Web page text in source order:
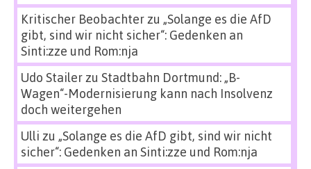
Kritischer Beobachterzu „Solange es die AfD
gibt, sind wir nicht sicher“: Gedenken an
Sinti:zze und Rom:nja
Udo Stailerzu Stadtbahn Dortmund: „B-
Wagen“-Modernisierung kann nach Insolvenz
doch weitergehen
Ulli zu „Solange es die AfD gibt, sind wir nicht
sicher“: Gedenken an Sinti:zze und Rom:nja